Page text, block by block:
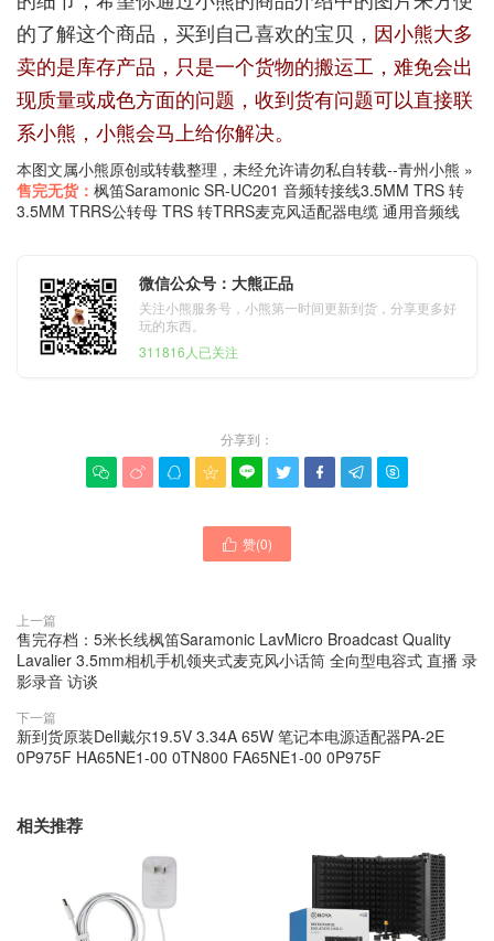
的了解这个商品，买到自己喜欢的宝贝， 因小熊大多
卖的是库存产品，只是一个货物的搬运工，难免会出
现质量或成色方面的问题，收到货有问题可以直接联
系小熊，小熊会马上给你解决。
本图文属小熊原创或转载整理，未经允许请勿私自转载--青州小熊 »
售完无货： 枫笛Saramonic SR-UC201 音频转接线3.5MM TRS 转
3.5MM TRRS公转母 TRS 转TRRS麦克风适配器电缆 通用音频线
微信公众号：大熊正品
关注小熊服务号，小熊第一时间更新到货，分享更多好
玩的东西。
311816人已关注
分享到：
        
 赞(0)
上一篇
售完存档：5米长线枫笛Saramonic LavMicro Broadcast Quality
Lavalier 3.5mm相机手机领夹式麦克风小话筒 全向型电容式 直播 录
影录音 访谈
下一篇
新到货原装Dell戴尔19.5V 3.34A 65W 笔记本电源适配器PA-2E
0P975F HA65NE1-00 0TN800 FA65NE1-00 0P975F
相关推荐